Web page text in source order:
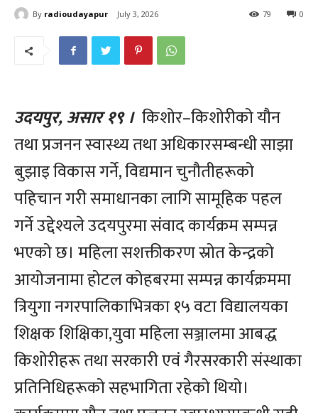
By radioudayapur July 3, 2026 0
79
उदयपुर, असार १९ । किशोर–किशोरीको यौन
तथा प्रजनन स्वास्थ्य तथा अधिकारसम्बन्धी साझा
बुझाइ विकास गर्ने, विद्यमान चुनौतीहरूको
पहिचान गरी समाधानका लागि सामूहिक पहल
गर्ने उद्देश्यले उदयपुरमा संवाद कार्यक्रम सम्पन्न
भएको छ। महिला सशक्तीकरण स्रोत केन्द्रको
आयोजनामा होटल कोहबरमा सम्पन्न कार्यक्रममा
त्रियुगा नगरपालिकाभित्रका १५ वटा विद्यालयका
शिक्षक शिक्षिका,युवा महिला सञ्जालमा आबद्ध
किशोरीहरू तथा सरकारी एवं गैरसरकारी संस्थाका
प्रतिनिधिहरूको सहभागिता रहेको थियो।